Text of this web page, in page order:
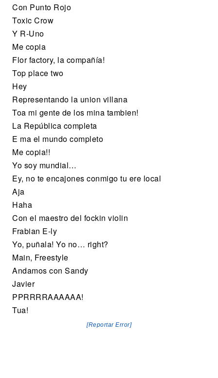
Con Punto Rojo
Toxic Crow
Y R-Uno
Me copia
Flor factory, la compañía!
Top place two
Hey
Representando la union villana
Toa mi gente de los mina tambien!
La República completa
E ma el mundo completo
Me copia!!
Yo soy mundial…
Ey, no te encajones conmigo tu ere local
Aja
Haha
Con el maestro del fockin violin
Frabian E-ly
Yo, puñala! Yo no… right?
Main, Freestyle
Andamos con Sandy
Javier
PPRRRRAAAAAA!
Tua!
[Reportar Error]